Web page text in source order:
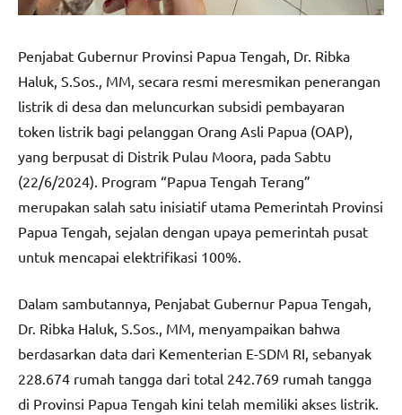
Penjabat Gubernur Provinsi Papua Tengah, Dr. Ribka
Haluk, S.Sos., MM, secara resmi meresmikan penerangan
listrik di desa dan meluncurkan subsidi pembayaran
token listrik bagi pelanggan Orang Asli Papua (OAP),
yang berpusat di Distrik Pulau Moora, pada Sabtu
(22/6/2024). Program “Papua Tengah Terang”
merupakan salah satu inisiatif utama Pemerintah Provinsi
Papua Tengah, sejalan dengan upaya pemerintah pusat
untuk mencapai elektrifikasi 100%.
Dalam sambutannya, Penjabat Gubernur Papua Tengah,
Dr. Ribka Haluk, S.Sos., MM, menyampaikan bahwa
berdasarkan data dari Kementerian E-SDM RI, sebanyak
228.674 rumah tangga dari total 242.769 rumah tangga
di Provinsi Papua Tengah kini telah memiliki akses listrik.